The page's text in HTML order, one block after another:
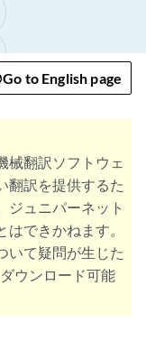
Go to English page
械翻訳ソフトウェ
翻訳を提供するた
ジュニパーネット
できかねます。
いて疑問が生じた
ウンロード可能